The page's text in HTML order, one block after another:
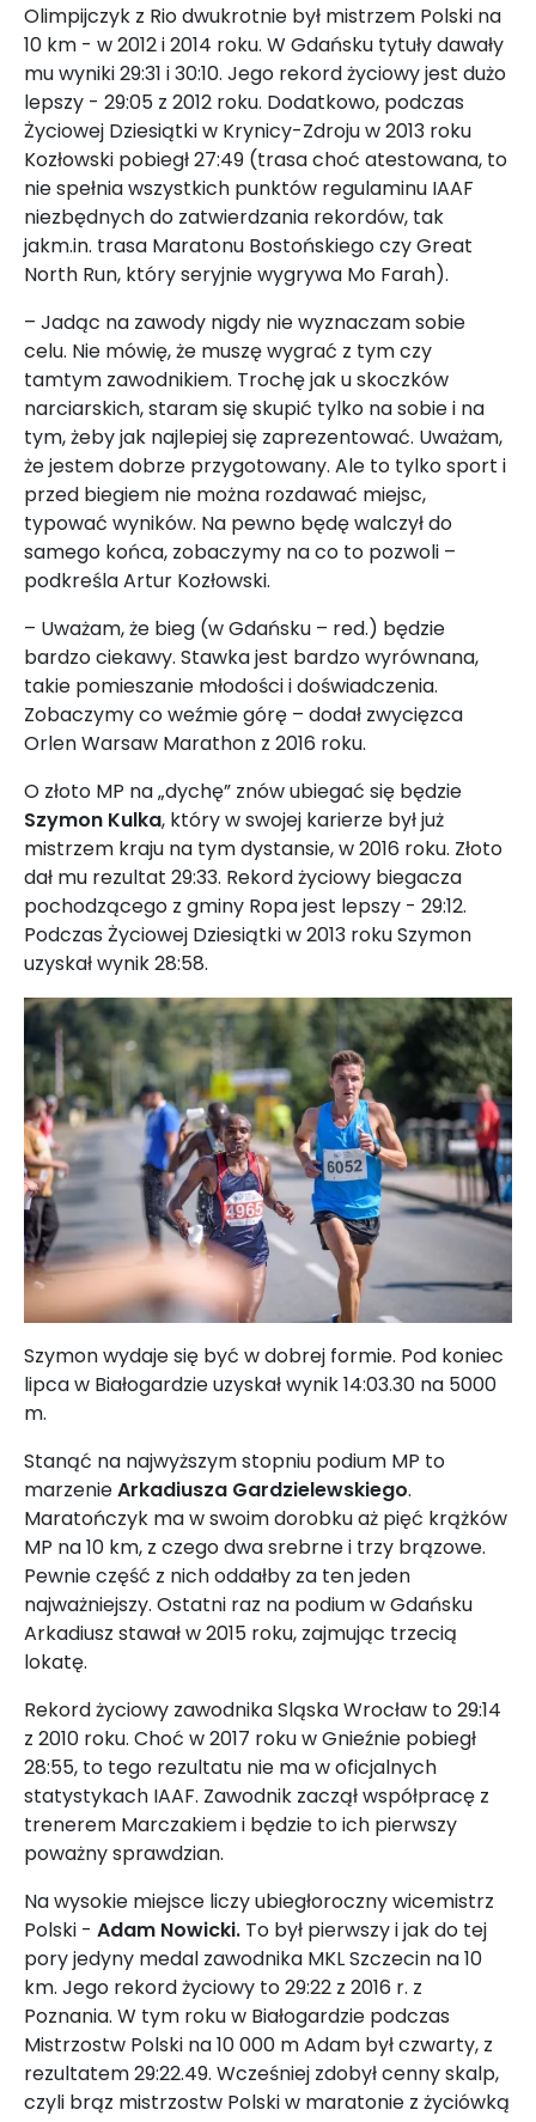
Olimpijczyk z Rio dwukrotnie był mistrzem Polski na
10 km - w 2012 i 2014 roku. W Gdańsku tytuły dawały
mu wyniki 29:31 i 30:10. Jego rekord życiowy jest dużo
lepszy - 29:05 z 2012 roku. Dodatkowo, podczas
Życiowej Dziesiątki w Krynicy-Zdroju w 2013 roku
Kozłowski pobiegł 27:49 (trasa choć atestowana, to
nie spełnia wszystkich punktów regulaminu IAAF
niezbędnych do zatwierdzania rekordów, tak
jakm.in. trasa Maratonu Bostońskiego czy Great
North Run, który seryjnie wygrywa Mo Farah).
– Jadąc na zawody nigdy nie wyznaczam sobie
celu. Nie mówię, że muszę wygrać z tym czy
tamtym zawodnikiem. Trochę jak u skoczków
narciarskich, staram się skupić tylko na sobie i na
tym, żeby jak najlepiej się zaprezentować. Uważam,
że jestem dobrze przygotowany. Ale to tylko sport i
przed biegiem nie można rozdawać miejsc,
typować wyników. Na pewno będę walczył do
samego końca, zobaczymy na co to pozwoli –
podkreśla Artur Kozłowski.
– Uważam, że bieg (w Gdańsku – red.) będzie
bardzo ciekawy. Stawka jest bardzo wyrównana,
takie pomieszanie młodości i doświadczenia.
Zobaczymy co weźmie górę – dodał zwycięzca
Orlen Warsaw Marathon z 2016 roku.
O złoto MP na „dychę” znów ubiegać się będzie
Szymon Kulka, który w swojej karierze był już
mistrzem kraju na tym dystansie, w 2016 roku. Złoto
dał mu rezultat 29:33. Rekord życiowy biegacza
pochodzącego z gminy Ropa jest lepszy - 29:12.
Podczas Życiowej Dziesiątki w 2013 roku Szymon
uzyskał wynik 28:58.
Szymon wydaje się być w dobrej formie. Pod koniec
lipca w Białogardzie uzyskał wynik 14:03.30 na 5000
m.
Stanąć na najwyższym stopniu podium MP to
marzenieArkadiusza Gardzielewskiego.
Maratończyk ma w swoim dorobku aż pięć krążków
MP na 10 km, z czego dwa srebrne i trzy brązowe.
Pewnie część z nich oddałby za ten jeden
najważniejszy. Ostatni raz na podium w Gdańsku
Arkadiusz stawał w 2015 roku, zajmując trzecią
lokatę.
Rekord życiowy zawodnika Sląska Wrocław to 29:14
z 2010 roku. Choć w 2017 roku w Gnieźnie pobiegł
28:55, to tego rezultatu nie ma w oficjalnych
statystykach IAAF. Zawodnik zaczął współpracę z
trenerem Marczakiem i będzie to ich pierwszy
poważny sprawdzian.
Na wysokie miejsce liczy ubiegłoroczny wicemistrz
Polski - Adam Nowicki. To był pierwszy i jak do tej
pory jedyny medal zawodnika MKL Szczecin na 10
km. Jego rekord życiowy to 29:22 z 2016 r. z
Poznania. W tym roku w Białogardzie podczas
Mistrzostw Polski na 10 000 m Adam był czwarty, z
rezultatem 29:22.49. Wcześniej zdobył cenny skalp,
czyli brąz mistrzostw Polski w maratonie z życiówką